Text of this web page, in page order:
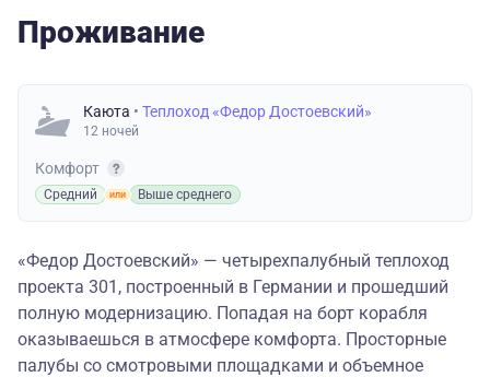
Проживание
Каюта • Теплоход «Федор Достоевский»
12 ночей
Комфорт
Средний Выше среднего
«Федор Достоевский» — четырехпалубный теплоход
проекта 301, построенный в Германии и прошедший
полную модернизацию. Попадая на борт корабля
оказываешься в атмосфере комфорта. Просторные
палубы со смотровыми площадками и объемное